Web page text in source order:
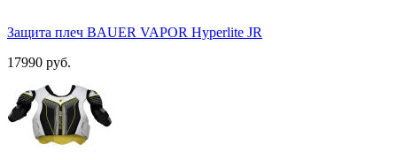
Защита плеч BAUER VAPOR Hyperlite JR
17990 руб.